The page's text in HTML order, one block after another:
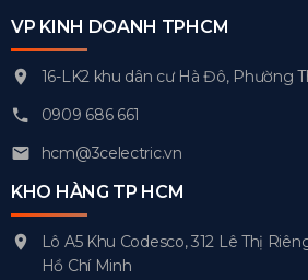
VP KINH DOANH TPHCM
16-LK2 khu dân cư Hà Đô, Phường
0909 686 661
hcm@3celectric.vn
KHO HÀNG TP HCM
Lô A5 Khu Codesco, 312 Lê Thị
Hồ Chí Minh